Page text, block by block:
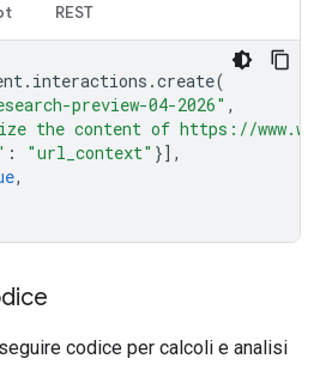
REST
. interactions .create(
preview-04-2026" ,
the content of https://
: "url_context" }],
,
codice per calcoli e analisi